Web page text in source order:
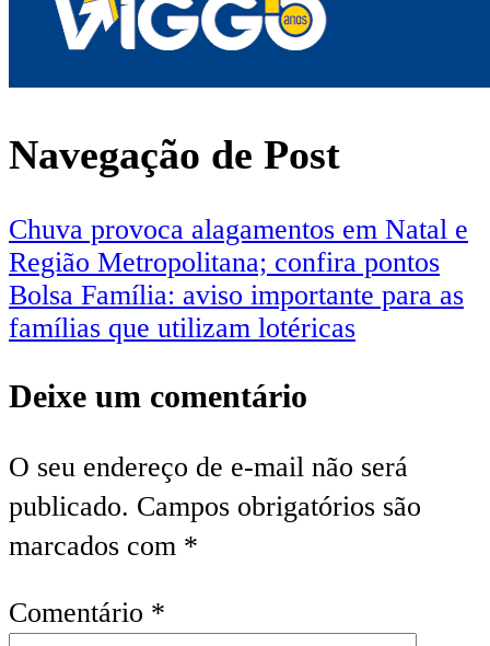
Navegação de Post
Chuva provoca alagamentos em Natal e
Região Metropolitana; confira pontos
Bolsa Família: aviso importante para as
famílias que utilizam lotéricas
Deixe um comentário
O seu endereço de e-mail não será
publicado. Campos obrigatórios são
marcados com *
Comentário *